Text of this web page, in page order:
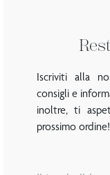
Iscriviti alla
consigli e
inoltre, ti
prossimo ordine!